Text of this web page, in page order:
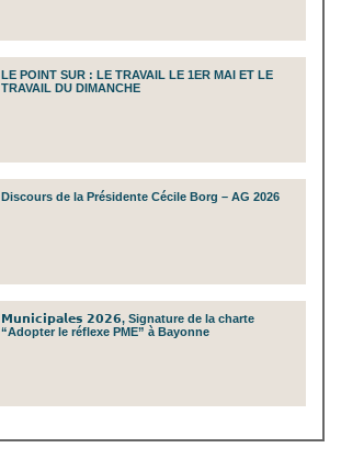
LE POINT SUR : LE TRAVAIL LE 1ER MAI ET LE
TRAVAIL DU DIMANCHE
Discours de la Présidente Cécile Borg – AG 2026
𝗠𝘂𝗻𝗶𝗰𝗶𝗽𝗮𝗹𝗲𝘀 𝟮𝟬𝟮𝟲, Signature de la charte
“Adopter le réflexe PME” à Bayonne